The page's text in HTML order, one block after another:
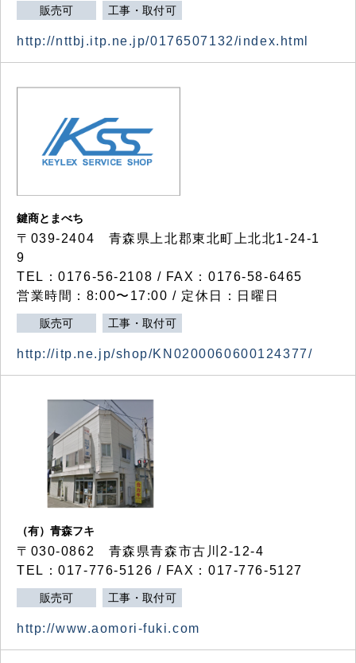
販売可 工事・取付可
http://nttbj.itp.ne.jp/0176507132/index.html
鍵商とまべち
〒039-2404 青森県上北郡東北町上北北1-24-1
9
TEL：0176-56-2108 / FAX：0176-58-6465
営業時間：8:00〜17:00 / 定休日：日曜日
販売可 工事・取付可
http://itp.ne.jp/shop/KN0200060600124377/
（有）青森フキ
〒030-0862 青森県青森市古川2-12-4
TEL：017-776-5126 / FAX：017-776-5127
販売可 工事・取付可
http://www.aomori-fuki.com